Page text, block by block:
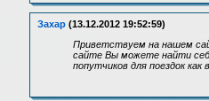
Захар (13.12.2012 19:52:59)
Приветствуем на нашем
сайте Вы можете найти
попутчиков для поездок